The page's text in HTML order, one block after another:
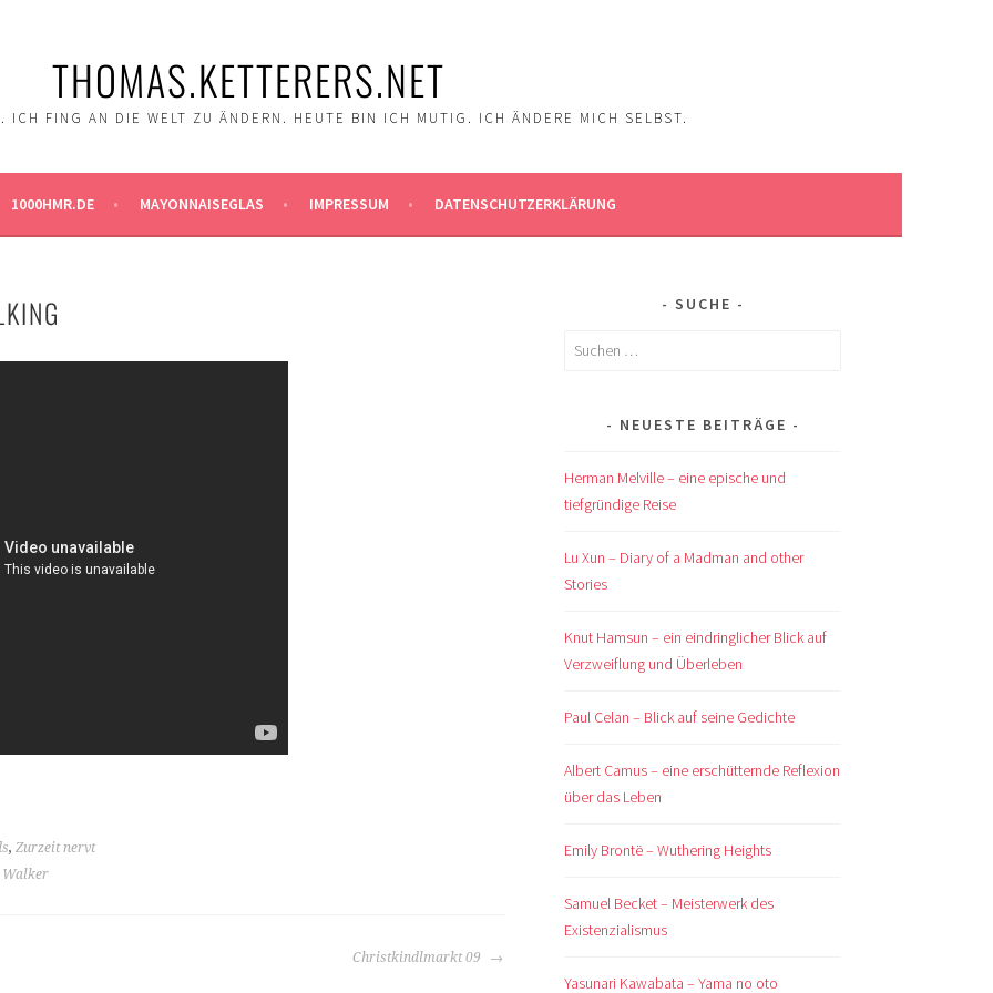
THOMAS.KETTERERS.NET
ICH FING AN DIE WELT ZU ÄNDERN. HEUTE BIN ICH MUTIG. ICH ÄNDERE MICH SELBST.
1000HMR.DE MAYONNAISEGLAS IMPRESSUM DATENSCHUTZERKLÄRUNG
, Zurzeit nervt
Walker
Christkindlmarkt 09
SUCHE
Suchen
NEUESTE BEITRÄGE
Herman Melville – eine epische und
tiefgründige Reise
Lu Xun – Diary of a Madman and other
Stories
Knut Hamsun – ein eindringlicher Blick auf
Verzweiflung und Überleben
Paul Celan – Blick auf seine Gedichte
Albert Camus – eine erschütternde Reflexion
über das Leben
Emily Brontë – Wuthering Heights
Samuel Becket – Meisterwerk des
Existenzialismus
Yasunari Kawabata – Yama no oto